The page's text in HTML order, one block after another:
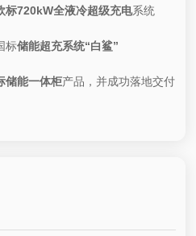
标720kW全液冷超级充电系统
标储能超充系统“白鲨”
储能一体柜产品，并成功落地交付